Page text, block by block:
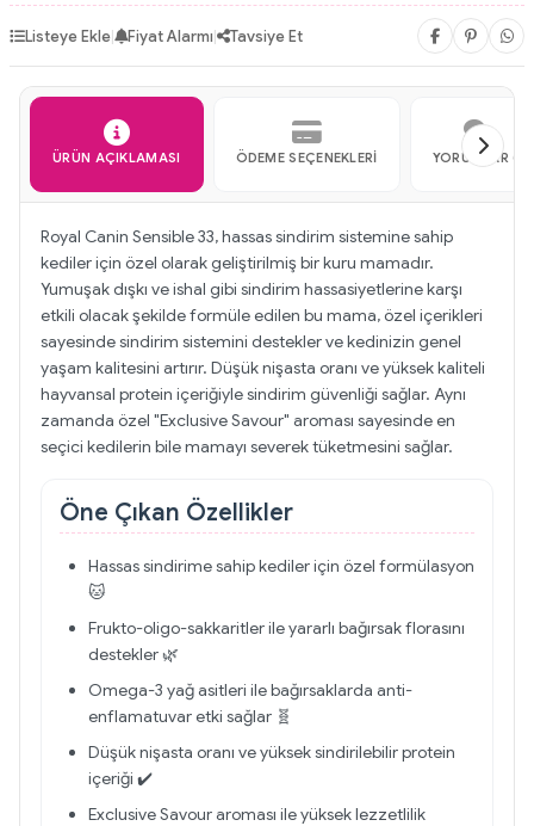
Listeye Ekle| Fiyat Alarmı| Tavsiye Et
ÜRÜN AÇIKLAMASI ÖDEME SEÇENEKLERI YORUMLAR (1)
Royal Canin Sensible 33, hassas sindirim sistemine sahip
kediler için özel olarak geliştirilmiş bir kuru mamadır.
Yumuşak dışkı ve ishal gibi sindirim hassasiyetlerine karşı
etkili olacak şekilde formüle edilen bu mama, özel içerikleri
sayesinde sindirim sistemini destekler ve kedinizin genel
yaşam kalitesini artırır. Düşük nişasta oranı ve yüksek kaliteli
hayvansal protein içeriğiyle sindirim güvenliği sağlar. Aynı
zamanda özel "Exclusive Savour" aroması sayesinde en
seçici kedilerin bile mamayı severek tüketmesini sağlar.
Öne Çıkan Özellikler
Hassas sindirime sahip kediler için özel formülasyon
🐱
Frukto-oligo-sakkaritler ile yararlı bağırsak florasını
destekler 🌿
Omega-3 yağ asitleri ile bağırsaklarda anti-
enflamatuvar etki sağlar 🧬
Düşük nişasta oranı ve yüksek sindirilebilir protein
içeriği ✔️
Exclusive Savour aroması ile yüksek lezzetlilik